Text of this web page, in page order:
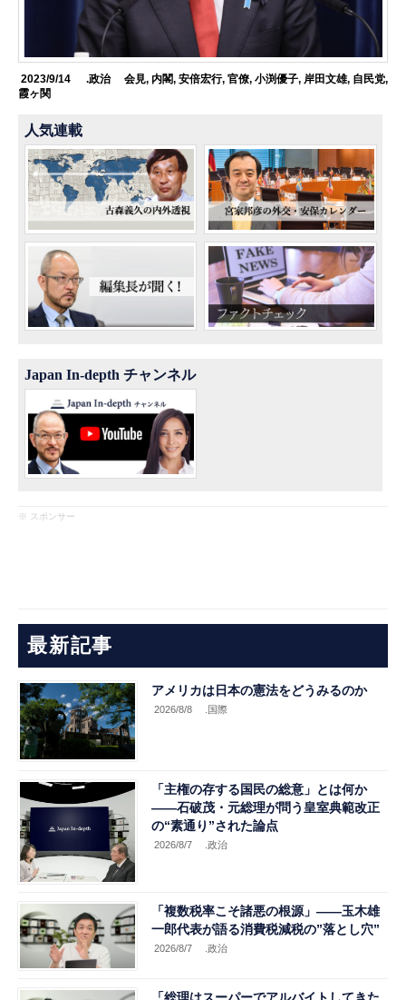
2023/9/14 .政治 会見, 内閣, 安倍宏行, 官僚, 小渕優子, 岸田文雄, 自民党,
霞ヶ関
人気連載
Japan In-depth チャンネル
※ スポンサー
最新記事
アメリカは日本の憲法をどうみるのか
2026/8/8 .国際
「主権の存する国民の総意」とは何か
――石破茂・元総理が問う皇室典範改正
の“素通り”された論点
2026/8/7 .政治
「複数税率こそ諸悪の根源」――玉木雄
一郎代表が語る消費税減税の”落とし穴”
2026/8/7 .政治